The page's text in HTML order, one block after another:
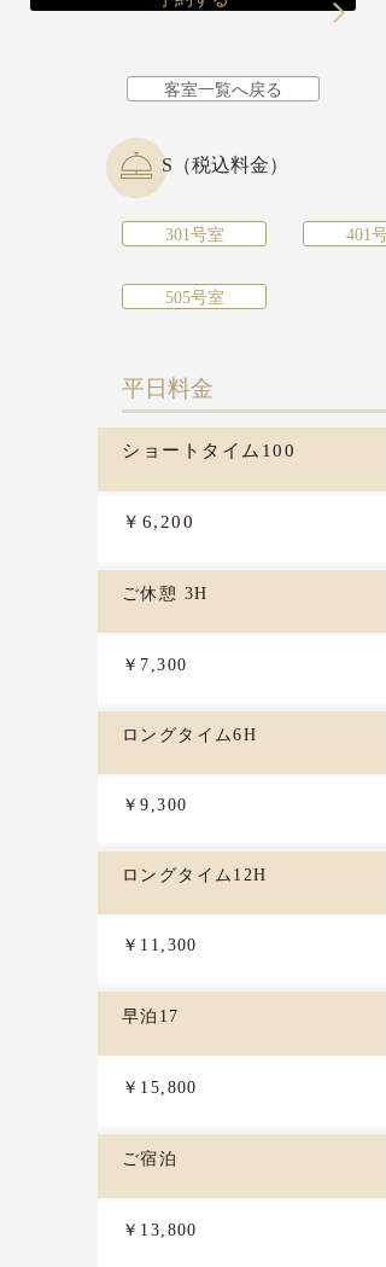
客室一覧へ戻る
S（税込料金）
301号室 401号
505号室
​平日料金
ショートタイム100
￥6,200
ご休憩 3H
￥7,300
ロングタイム6H
￥9,300
ロングタイム12H
￥11,300
早泊17
￥15,800
ご宿泊
￥13,800